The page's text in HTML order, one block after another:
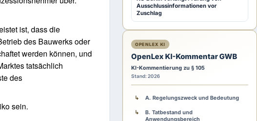
ist, dass die
des Bauwerks oder
werden können, und
tatsächlich
des
sein.
Ausschlussinformationen vor
Zuschlag
OPENLEX KI
OpenLex KI-Kommentar GWB
KI-Kommentierung zu § 105
Stand: 2026
A. Regelungszweck und Bedeutung
B. Tatbestand und
Anwendungsbereich